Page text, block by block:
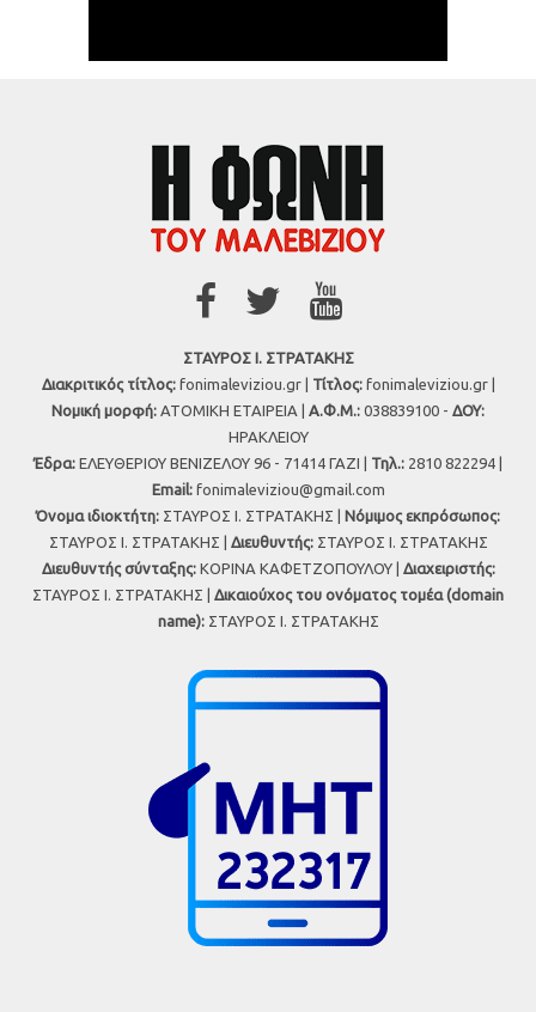
ΣΤΑΥΡΟΣ Ι. ΣΤΡΑΤΑΚΗΣ
Διακριτικός τίτλος:fonimaleviziou.gr | Τίτλος:fonimaleviziou.gr |
Νομική μορφή: ΑΤΟΜΙΚΗ ΕΤΑΙΡΕΙΑ | Α.Φ.Μ.: 038839100 - ΔΟΥ:
ΗΡΑΚΛΕΙΟΥ
Έδρα: ΕΛΕΥΘΕΡΙΟΥ ΒΕΝΙΖΕΛΟΥ 96 - 71414 ΓΑΖΙ | Τηλ.: 2810 822294 |
Εmail: fonimaleviziou@gmail.com
Όνομα ιδιοκτήτη: ΣΤΑΥΡΟΣ Ι. ΣΤΡΑΤΑΚΗΣ | Νόμιμος εκπρόσωπος:
ΣΤΑΥΡΟΣ Ι. ΣΤΡΑΤΑΚΗΣ | Διευθυντής:ΣΤΑΥΡΟΣ Ι. ΣΤΡΑΤΑΚΗΣ
Διευθυντής σύνταξης:ΚΟΡΙΝΑ ΚΑΦΕΤΖΟΠΟΥΛΟΥ | Διαχειριστής:
ΣΤΑΥΡΟΣ Ι. ΣΤΡΑΤΑΚΗΣ | Δικαιούχος του ονόματος τομέα (domain
name):ΣΤΑΥΡΟΣ Ι. ΣΤΡΑΤΑΚΗΣ